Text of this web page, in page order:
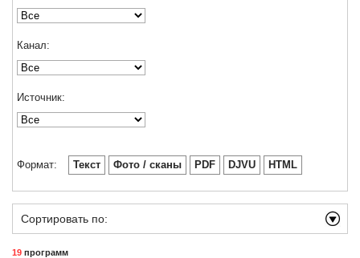
Канал:
Источник:
Формат: Текст Фото / сканы PDF DJVU HTML
Сортировать по:
19 программ